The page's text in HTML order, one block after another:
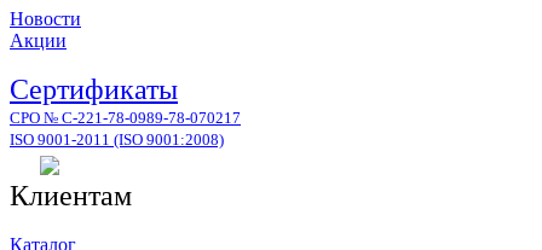
Новости
Акции
Сертификаты
СРО № С-221-78-0989-78-070217
ISO 9001-2011 (ISO 9001:2008)
Клиентам
Каталог